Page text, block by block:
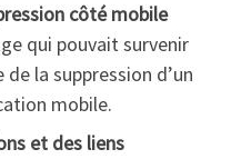
côté mobile
qui pouvait survenir
la suppression d’un
mobile.
et des liens